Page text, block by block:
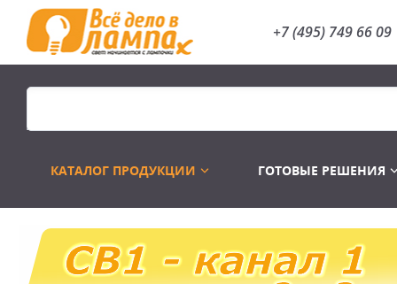
+7 (495) 749 66 09
КАТАЛОГ ПРОДУКЦИИ ГОТОВЫЕ РЕШЕНИЯ